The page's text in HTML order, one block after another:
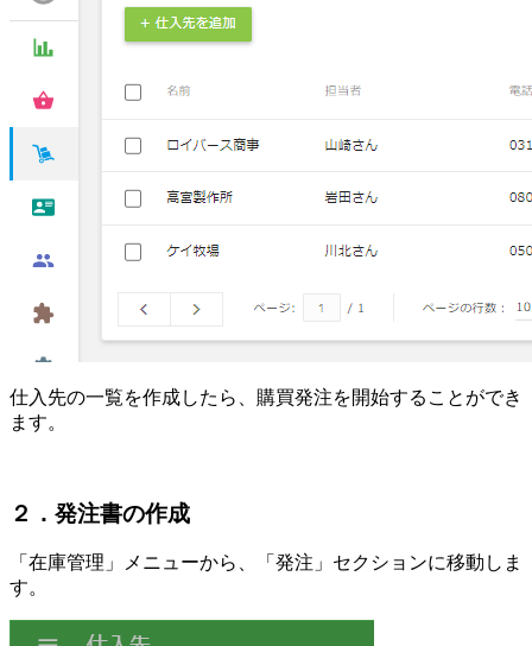
仕入先の一覧を作成したら、購買発注を開始することができ
ます。
２．発注書の作成
「在庫管理」メニューから、「発注」セクションに移動しま
す。